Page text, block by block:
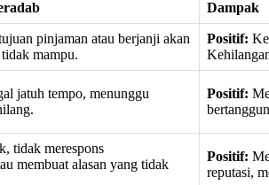
Dampak
pinjaman atau berjanji akan
mampu.
Positif:
jatuh tempo, menunggu
Positif:
tidak merespons
membuat alasan yang tidak
Positif:
reputasi,